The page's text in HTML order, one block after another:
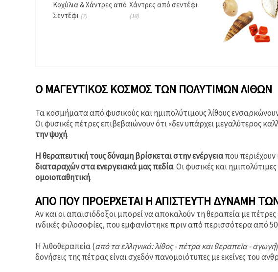
ιστότοπο!
Ρυθμίσεις
Κοχύλια & Χάντρες από
Σεντέφι (7)
Χάντρες από σεντέφι
(18)
Ο ΜΑΓΕΥΤΙΚΟΣ ΚΟΣΜΟΣ ΤΩΝ ΠΟΛΥΤΙΜΩΝ ΛΙΘΩΝ
Τα κοσμήματα από φυσικούς και ημιπολύτιμους λίθους
Οι φυσικές πέτρες επιβεβαιώνουν ότι «δεν υπάρχει μεγαλύτερος
την ψυχή.
Η θεραπευτική τους δύναμη βρίσκεται στην ενέργειαπου περιέχουν
διαταραχών στα ενεργειακά μας πεδία. Οι φυσικές και
ομοιοπαθητική.
ΑΠΌ ΠΟΎ ΠΡΟΈΡΧΕΤΑΙ Η ΑΠΊΣΤΕΥΤΗ ΔΎΝΑΜΗ
Αν και οι απαισιόδοξοι μπορεί να αποκαλούν τη θεραπεία με
ινδικές φιλοσοφίες, που εμφανίστηκε πριν από περισσότερα από
Η λιθοθεραπεία (από τα ελληνικά: λίθος - πέτρα και θεραπεία - αγωγή
δονήσεις της πέτρας είναι σχεδόν πανομοιότυπες με εκείνες του